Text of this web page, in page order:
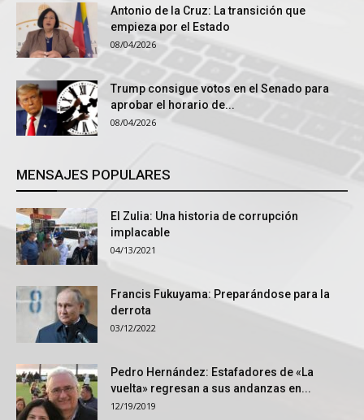
Antonio de la Cruz: La transición que
empieza por el Estado
08/04/2026
Trump consigue votos en el Senado para
aprobar el horario de...
08/04/2026
MENSAJES POPULARES
El Zulia: Una historia de corrupción
implacable
04/13/2021
Francis Fukuyama: Preparándose para la
derrota
03/12/2022
Pedro Hernández: Estafadores de «La
vuelta» regresan a sus andanzas en...
12/19/2019